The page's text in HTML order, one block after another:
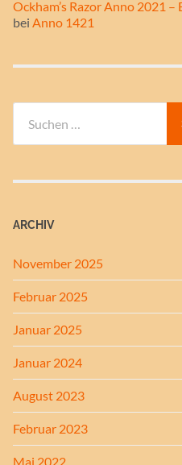
Ockham’s Razor Anno 2021 –
bei Anno 1421
nach:
ARCHIV
November 2025
Februar 2025
Januar 2025
Januar 2024
August 2023
Februar 2023
Mai 2022